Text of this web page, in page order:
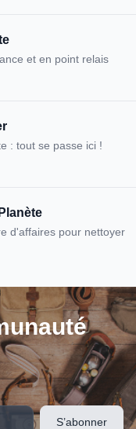
et en point relais
: tout se passe ici !
d'affaires pour nettoyer